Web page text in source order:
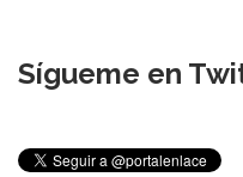
Sígueme en